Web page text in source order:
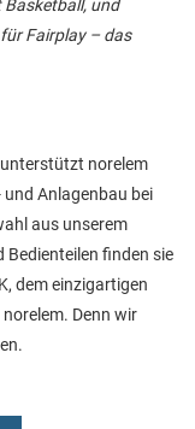
und
Fairplay – das
norelem
Anlagenbau bei
aus unserem
finden sie
dem einzigartigen
Denn wir